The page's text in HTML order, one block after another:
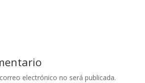
electrónico no será publicada.